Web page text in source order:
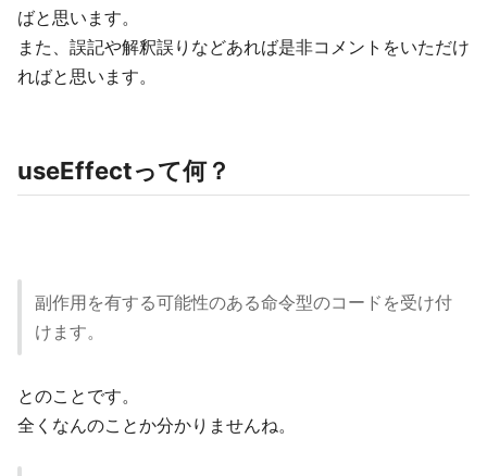
ばと思います。
また、誤記や解釈誤りなどあれば是非コメントをいただけ
ればと思います。
useEffectって何？
副作用を有する可能性のある命令型のコードを受け付
けます。
とのことです。
全くなんのことか分かりませんね。